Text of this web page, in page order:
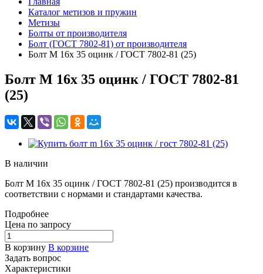
Каталог метизов и пружин
Метизы
Болты от производителя
Болт (ГОСТ 7802-81) от производителя
Болт M 16x 35 оцинк / ГОСТ 7802-81 (25)
Болт M 16x 35 оцинк / ГОСТ 7802-81
(25)
В наличии
Болт M 16x 35 оцинк / ГОСТ 7802-81 (25) производится в
соответствии с нормами и стандартами качества.
Подробнее
Цена по запросу
В корзину В корзине
Задать вопрос
Характеристики